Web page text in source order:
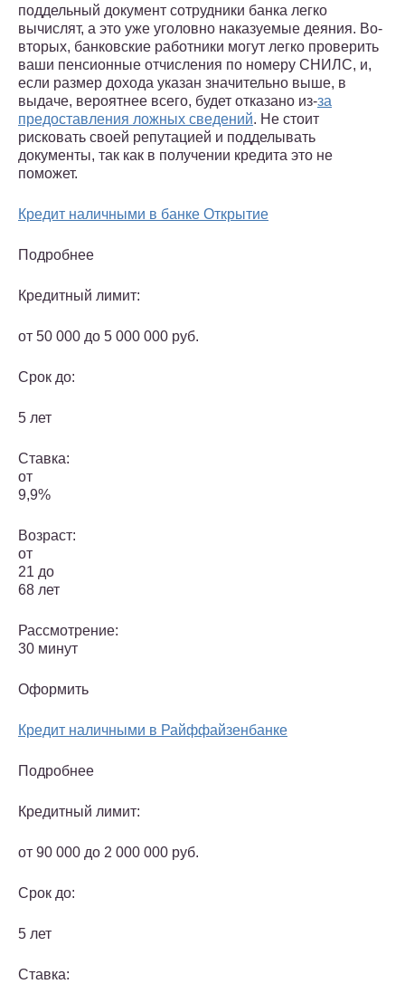
поддельный документ сотрудники банка легко
вычислят, а это уже уголовно наказуемые деяния. Во-
вторых, банковские работники могут легко проверить
ваши пенсионные отчисления по номеру СНИЛС, и,
если размер дохода указан значительно выше, в
выдаче, вероятнее всего, будет отказано из-за
предоставления ложных сведений. Не стоит
рисковать своей репутацией и подделывать
документы, так как в получении кредита это не
поможет.
Кредит наличными в банке Открытие
Подробнее
Кредитный лимит:
от 50 000 до 5 000 000 руб.
Срок до:
5 лет
Ставка:
от
9,9%
Возраст:
от
21 до
68 лет
Рассмотрение:
30 минут
Оформить
Кредит наличными в Райффайзенбанке
Подробнее
Кредитный лимит:
от 90 000 до 2 000 000 руб.
Срок до:
5 лет
Ставка: